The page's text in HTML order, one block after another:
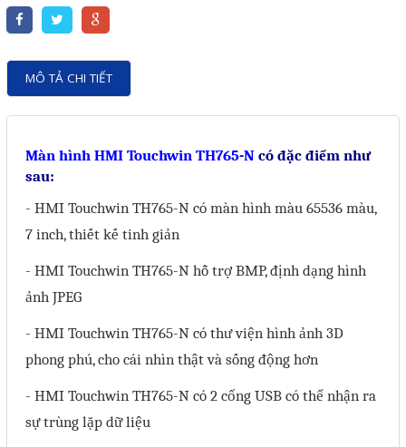
MÔ TẢ CHI TIẾT
Màn hình HMI Touchwin TH765-N có đặc điểm như
sau:
- HMI Touchwin TH765-N có màn hình màu 65536 màu,
7 inch, thiết kế tinh giản
- HMI Touchwin TH765-N hỗ trợ BMP, định dạng hình
ảnh JPEG
- HMI Touchwin TH765-N có thư viện hình ảnh 3D
phong phú, cho cái nhìn thật và sống động hơn
- HMI Touchwin TH765-N có 2 cổng USB có thể nhận ra
sự trùng lặp dữ liệu
Motor Servo / Driver Servo
Servo
Cân Điện Tử
Thiết bị thu thập dữ liệu,
truyền và lưu trữ dữ liệu
Thiết bị điều khiển và giám
Thiết bị cảnh báo
Thiết bị đo lường - Cảm biến
Bộ điều khiển nhiệt độ
Bộ đếm - Bộ hẹn giờ
Đồng hồ đo đa năng